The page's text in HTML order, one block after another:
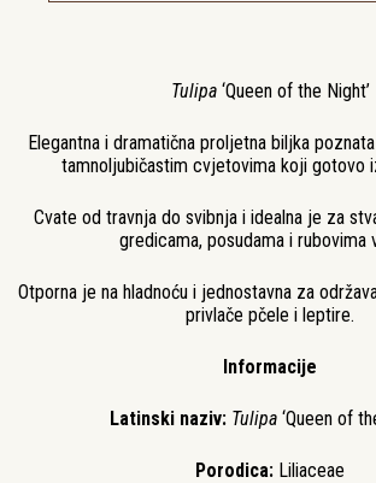
Tulipa‘Queen of the Night’
Elegantna i dramatična proljetna biljka
tamnoljubičastim cvjetovima koji gotovo
Cvate od travnja do svibnja i idealna je za
gredicama, posudama i rubovima
Otporna je na hladnoću i jednostavna za
privlače pčele i leptire.
Informacije
Latinski naziv: Tulipa ‘Queen of
Porodica: Liliaceae